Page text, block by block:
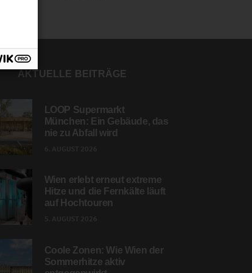
AKTUELLE BEITRÄGE
LOOP Supermarkt
München: Ein Gebäude, das
nie zu Abfall wird
Wien erlebt erneut extreme
Hitze und die Fernkälte läuft
auf Hochtouren
Coole Zonen: Wie Wien der
Sommerhitze aktiv